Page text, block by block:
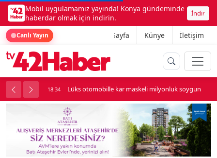
Mobil uygulamamız yayında! Konya gündeminde
haberdar olmak için indirin.
İndir
Canlı Yayın Ana Sayfa Künye İletişim
kavga çıktı 18:34 Lüks otomobille kar maskeli milyonluk soygun